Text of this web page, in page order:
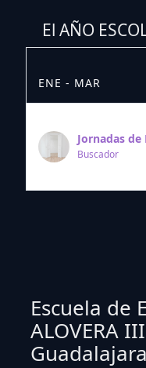
El AÑO
ENE - MAR
Jornadas
Buscador
Escuela de
ALOVERA
Guadalajara